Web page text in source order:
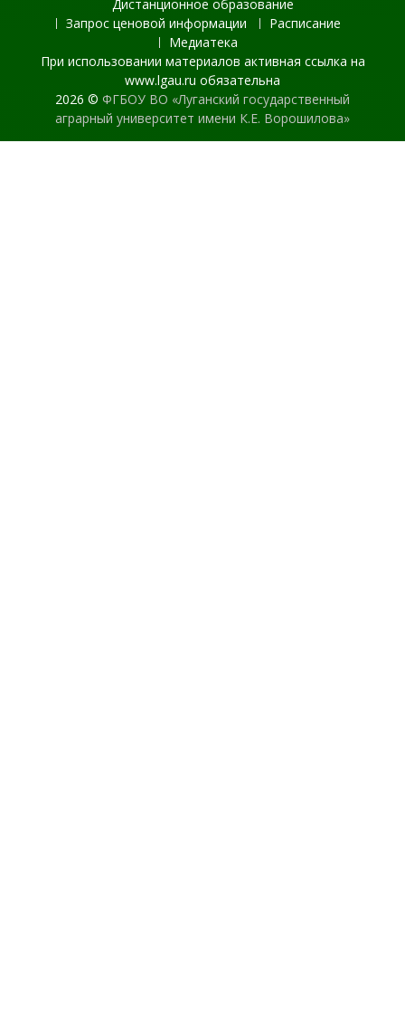
Дистанционное образование
Запрос ценовой информации
Расписание
Медиатека
При использовании материалов активная ссылка на
www.lgau.ru обязательна
2026 © ФГБОУ ВО «Луганский государственный
аграрный университет имени К.Е. Ворошилова»